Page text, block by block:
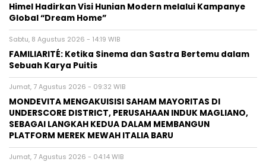
Himel Hadirkan Visi Hunian Modern melalui Kampanye
Global “Dream Home”
Sabtu, 8 Agustus 2026 - 14:19 WIB
FAMILIARITÉ: Ketika Sinema dan Sastra Bertemu dalam
Sebuah Karya Puitis
Jumat, 7 Agustus 2026 - 09:32 WIB
MONDEVITA MENGAKUISISI SAHAM MAYORITAS DI
UNDERSCORE DISTRICT, PERUSAHAAN INDUK MAGLIANO,
SEBAGAI LANGKAH KEDUA DALAM MEMBANGUN
PLATFORM MEREK MEWAH ITALIA BARU
Jumat, 7 Agustus 2026 - 04:14 WIB